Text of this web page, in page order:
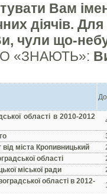
Вам
діячів.
чули що-
«ЗНАЮТЬ»:
області в 2010-2012
міста Кропивницький
області
міської ради
області в 2012-